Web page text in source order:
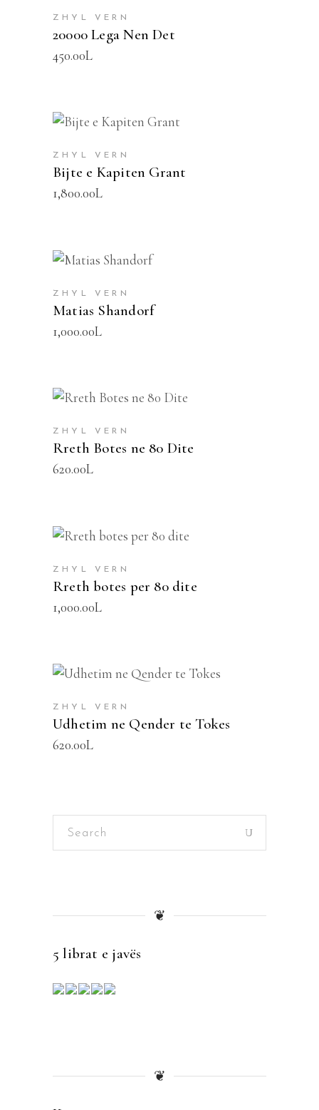
ZHYL VERN
20000 Lega Nen Det
450.00L
SHTOJE NË SHPORTË
ZHYL VERN
Bijte e Kapiten Grant
1,800.00L
ZHYL VERN
Matias Shandorf
1,000.00L
ZHYL VERN
Rreth Botes ne 80 Dite
620.00L
SHTOJE NË SHPORTË
ZHYL VERN
Rreth botes per 80 dite
1,000.00L
SHTOJE NË SHPORTË
ZHYL VERN
Udhetim ne Qender te Tokes
620.00L
Search
❦
5 librat e javës
❦